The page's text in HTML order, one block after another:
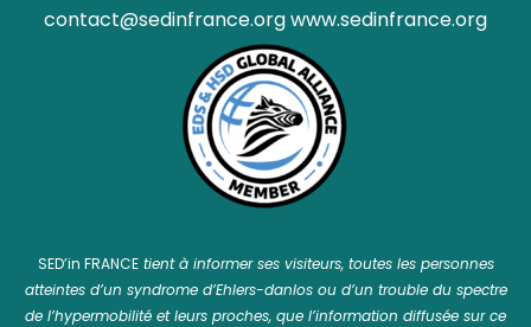
contact@sedinfrance.orgwww.sedinfrance.org
SED’in FRANCEtient à informer ses visiteurs, toutes les personnes
atteintes d’un syndrome d’Ehlers-danlos ou d’un trouble du spectre
de l’hypermobilité et leurs proches, que l’information diffusée sur ce